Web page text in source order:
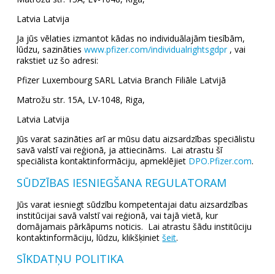
Latvia Latvija
Ja jūs vēlaties izmantot kādas no individuālajām tiesībām,
lūdzu, sazinātieswww.pfizer.com/individualrightsgdpr, vai
rakstiet uz šo adresi:
Pfizer Luxembourg SARL Latvia Branch Filiāle Latvijā
Matrožu str. 15A, LV-1048, Riga,
Latvia Latvija
Jūs varat sazināties arī ar mūsu datu aizsardzības speciālistu
savā valstī vai reģionā, ja attiecināms. Lai atrastu šī
speciālista kontaktinformāciju, apmeklējiet DPO.Pfizer.com.
SŪDZĪBAS IESNIEGŠANA REGULATORAM
Jūs varat iesniegt sūdzību kompetentajai datu aizsardzības
institūcijai savā valstī vai reģionā, vai tajā vietā, kur
domājamais pārkāpums noticis. Lai atrastu šādu institūciju
kontaktinformāciju, lūdzu, klikšķinietšeit.
SĪKDATŅU POLITIKA